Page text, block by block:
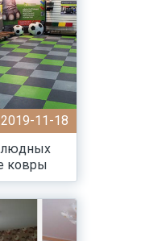
2019-11-18
людных
ковры